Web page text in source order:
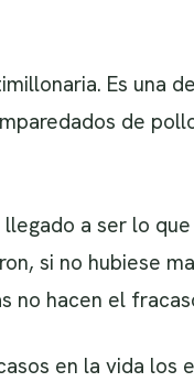
Es una
de
a ser lo
si no hubiese
no hacen el
en la vida los